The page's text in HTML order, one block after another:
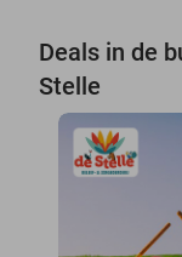
Deals in de
Stelle